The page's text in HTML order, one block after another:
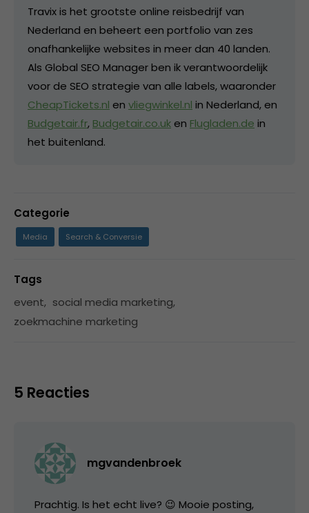
Travix is het grootste online reisbedrijf van
Nederland en beheert een portfolio van zes
onafhankelijke websites in meer dan 40 landen.
Als Global SEO Manager ben ik verantwoordelijk
voor de SEO strategie van alle labels, waaronder
CheapTickets.nl en vliegwinkel.nl in Nederland, en
Budgetair.fr, Budgetair.co.uk en Flugladen.de in
het buitenland.
Categorie
Media Search & Conversie
Tags
event, social media marketing,
zoekmachine marketing
5 Reacties
mgvandenbroek
Prachtig. Is het echt live? 😉 Mooie posting,